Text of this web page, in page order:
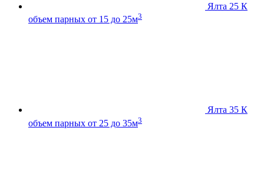
Ялта 25 К
объем парных от 15 до 25м3
Ялта 35 К
объем парных от 25 до 35м3